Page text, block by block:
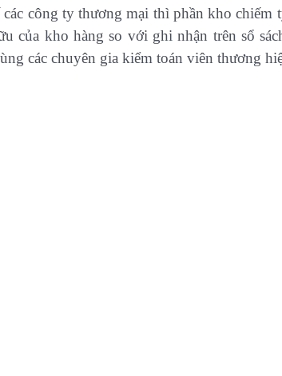
các công ty thương mại thì phần kho
của kho hàng so với ghi nhận trên sổ
các chuyên gia kiểm toán viên thương